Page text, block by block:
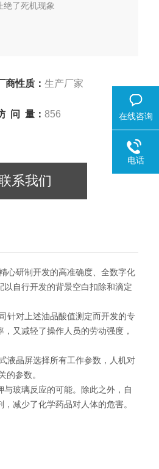
绝了死机现象
商性质：生产厂家
问 量：856
系我们
心研制开发的高准确度、全数字化
自行开发的背景空白扣除和滴定
针对上述油品酸值测定而开发的专
又减轻了操作人员的劳动强度，
液晶屏选择所有工作参数，人机对
参数。
玻璃反应的可能。除此之外，自
减少了化学药品对人体的危害。
在线咨询
电话